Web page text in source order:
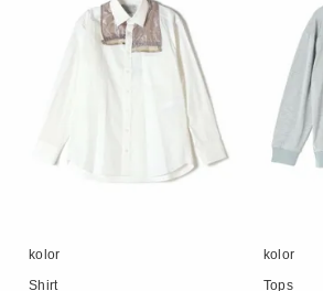
kolor
Shirt
kolor
Tops